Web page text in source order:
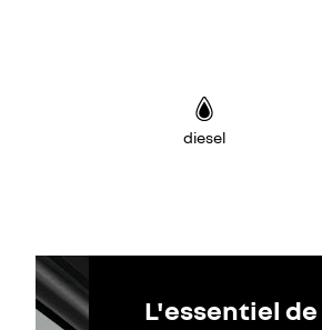
diesel
L'essentiel